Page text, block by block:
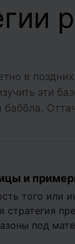
в
эти
и
того или
под